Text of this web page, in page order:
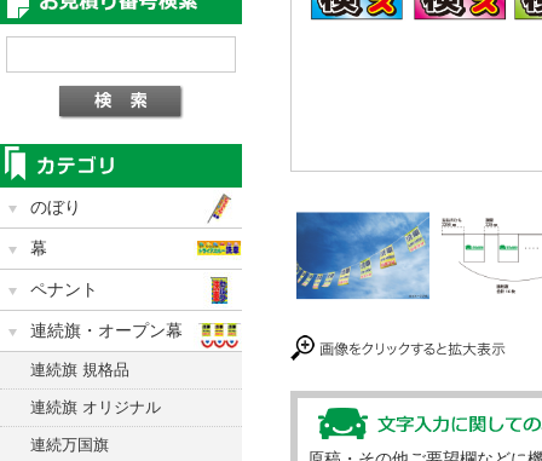
のぼり
幕
ペナント
連続旗・オープン幕
連続旗 規格品
連続旗 オリジナル
連続万国旗